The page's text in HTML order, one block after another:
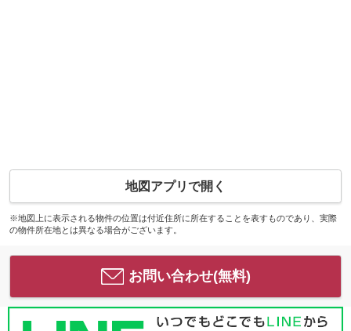
地図アプリで開く
※地図上に表示される物件の位置は付近住所に所在することを表すものであり、実際
の物件所在地とは異なる場合がございます。
お問い合わせ(無料)